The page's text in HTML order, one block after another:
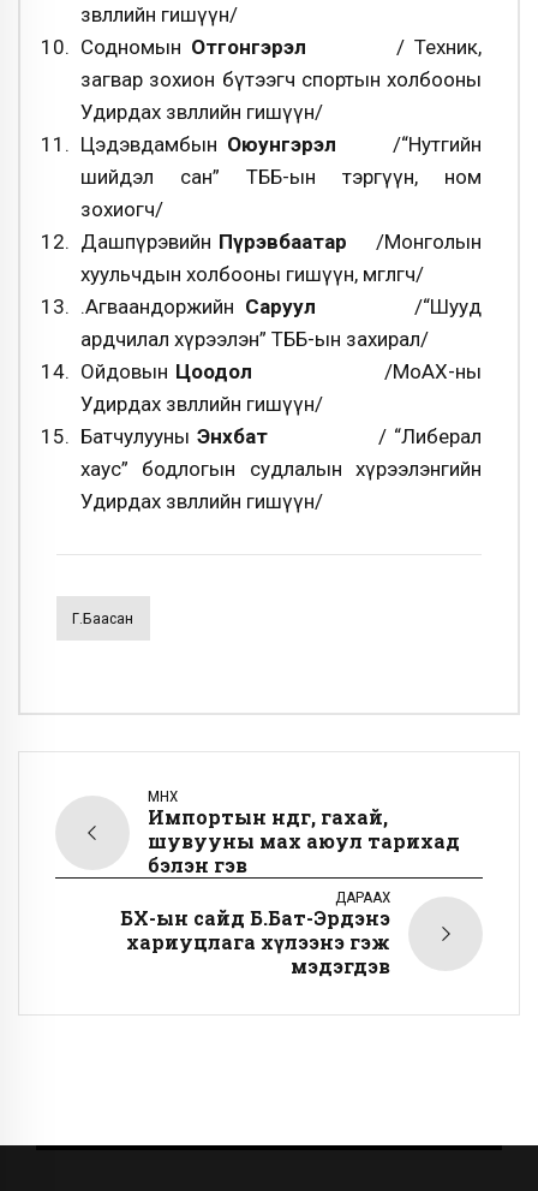
зөвлөлийн гишүүн/
Содномын Отгонгэрэл
/ Техник,
загвар зохион бүтээгч спортын холбооны
Удирдах зөвлөлийн гишүүн/
Цэдэвдамбын Оюунгэрэл /“Нутгийн
шийдэл сан” ТББ-ын тэргүүн, ном
зохиогч/
Дашпүрэвийн Пүрэвбаатар /Монголын
хуульчдын холбооны гишүүн, өмгөөлөгч/
.Агваандоржийн Саруул /“Шууд
ардчилал хүрээлэн” ТББ-ын захирал/
Ойдовын Цоодол /МоАХ-ны
Удирдах зөвлөлийн гишүүн/
БатчулууныЭнхбат / “Либерал
хаус” бодлогын судлалын хүрээлэнгийн
Удирдах зөвлөлийн гишүүн/
Г.Баасан
ӨМНӨХ
Импортын өндөг, гахай,
шувууны мах аюул тарихад
бэлэн гэв
ДАРААХ
БХ-ын сайд Б.Бат-Эрдэнэ
хариуцлага хүлээнэ гэж
мэдэгдэв